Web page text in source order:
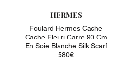
HERMES
Foulard Hermes Cache
Cache Fleuri Carre 90 Cm
En Soie Blanche Silk Scarf
580€